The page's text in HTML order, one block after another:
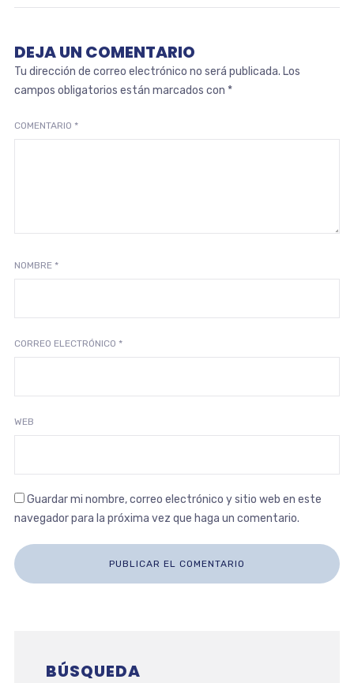
DEJA UN COMENTARIO
Tu dirección de correo electrónico no será publicada. Los
campos obligatorios están marcados con *
COMENTARIO *
NOMBRE *
CORREO ELECTRÓNICO *
WEB
Guardar mi nombre, correo electrónico y sitio web en este
navegador para la próxima vez que haga un comentario.
BÚSQUEDA